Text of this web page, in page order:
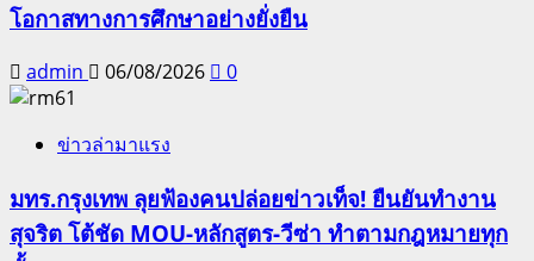
โอกาสทางการศึกษาอย่างยั่งยืน
admin 06/08/2026 0
ข่าวล่ามาแรง
มทร.กรุงเทพ ลุยฟ้องคนปล่อยข่าวเท็จ! ยืนยันทำงาน
สุจริต โต้ชัด MOU-หลักสูตร-วีซ่า ทำตามกฎหมายทุก